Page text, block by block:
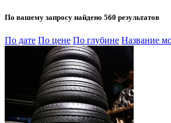
По вашему запросу найдено 560 результатов
По дате По цене По глубине Название